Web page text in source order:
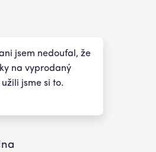
jsem nedoufal, že
na vyprodaný
jsme si to.